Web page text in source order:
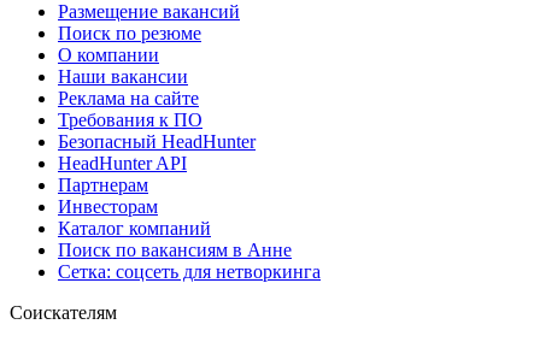
Размещение вакансий
Поиск по резюме
О компании
Наши вакансии
Реклама на сайте
Требования к ПО
Безопасный HeadHunter
HeadHunter API
Партнерам
Инвесторам
Каталог компаний
Поиск по вакансиям в Анне
Сетка: соцсеть для нетворкинга
Соискателям